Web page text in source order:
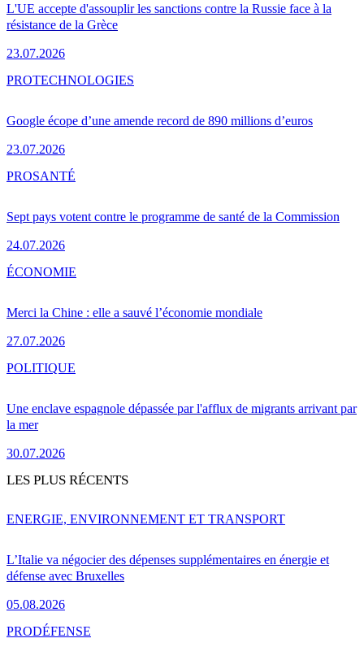
L'UE accepte d'assouplir les sanctions contre la Russie face à la
résistance de la Grèce
23.07.2026
Google écope d’une amende record de 890 millions d’euros
23.07.2026
PROTECHNOLOGIES
Sept pays votent contre le programme de santé de la Commission
24.07.2026
PROSANTÉ
Merci la Chine : elle a sauvé l’économie mondiale
27.07.2026
ÉCONOMIE
Une enclave espagnole dépassée par l'afflux de migrants arrivant par
la mer
30.07.2026
POLITIQUE
LES PLUS RÉCENTS
L’Italie va négocier des dépenses supplémentaires en énergie et
défense avec Bruxelles
05.08.2026
ENERGIE, ENVIRONNEMENT ET TRANSPORT
PRODÉFENSE